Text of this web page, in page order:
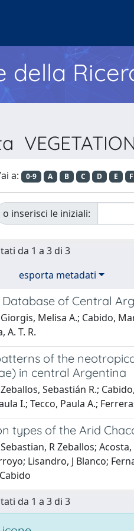
della
a: 0-9 A B C D E F
o inserisci le iniziali:
da 1 a 3 di 3
esporta metadati
Database of Central
Melisa A.; Cabido,
A. T. R.
of the
in central Argentina
Sebastián R.;
I.; Tecco, Paula A.;
types of the Arid
R Zeballos;
Lisandro, J Blanco;
da 1 a 3 di 3